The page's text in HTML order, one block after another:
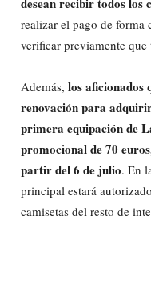
realizar el pago de forma
verificar previamente
Además, los aficionados
renovación para
primera equipación de
promocional de 70
partir del 6 de julio. En
principal estará
camisetas del resto de